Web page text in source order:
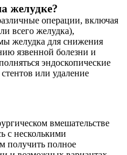
желудке?
операции, включая
всего желудка),
желудка для снижения
язвенной болезни и
эндоскопические
или удаление
вмешательстве
с несколькими
получить полное